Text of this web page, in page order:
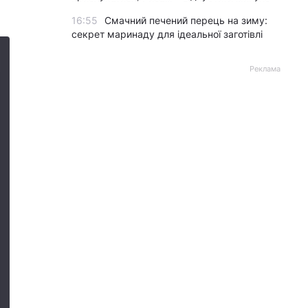
16:55
Смачний печений перець на зиму:
секрет маринаду для ідеальної заготівлі
Реклама